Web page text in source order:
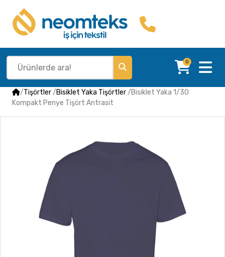
0
/Tişörtler/Bisiklet Yaka Tişörtler/Bisiklet Yaka 1/30
Kompakt Penye Tişört Antrasit